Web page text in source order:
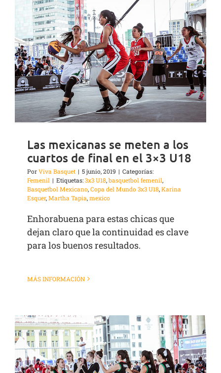
Las mexicanas se meten a los
cuartos de final en el 3×3 U18
PorViva Basquet | 5 junio, 2019 | Categorías:
Femenil | Etiquetas:3x3 U18,basquetbol femenil,
Basquetbol Mexicano,Copa del Mundo 3x3 U18,Karina
Esquer,Martha Tapia,mexico
Enhorabuena para estas chicas que
dejan claro que la continuidad es clave
para los buenos resultados.
MÁS INFORMACIÓN